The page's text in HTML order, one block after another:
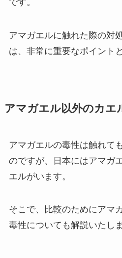
アマガエルに触れた際の対
は、非常に重要なポイント
アマガエル以外のカエ
アマガエルの毒性は触れて
のですが、日本にはアマガ
エルがいます。
そこで、比較のためにアマ
毒性についても解説いたしま